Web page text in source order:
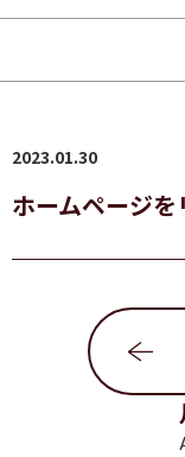
トップページ お知らせ
ホームページを
2023.01.30